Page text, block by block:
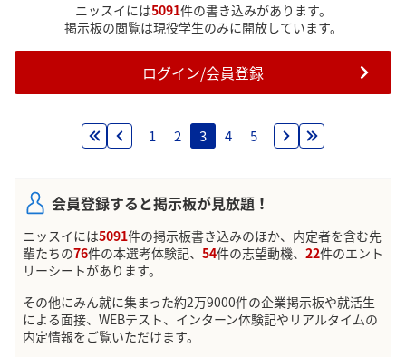
ニッスイには5091件の書き込みがあります。
掲示板の閲覧は現役学生のみに開放しています。
ログイン/会員登録
1 2 3 4 5
会員登録すると掲示板が見放題！
ニッスイには5091件の掲示板書き込みのほか、内定者を含む先
輩たちの76件の本選考体験記、 54件の志望動機、 22件のエント
リーシートがあります。
その他にみん就に集まった約2万9000件の企業掲示板や就活生
による面接、WEBテスト、インターン体験記やリアルタイムの
内定情報をご覧いただけます。